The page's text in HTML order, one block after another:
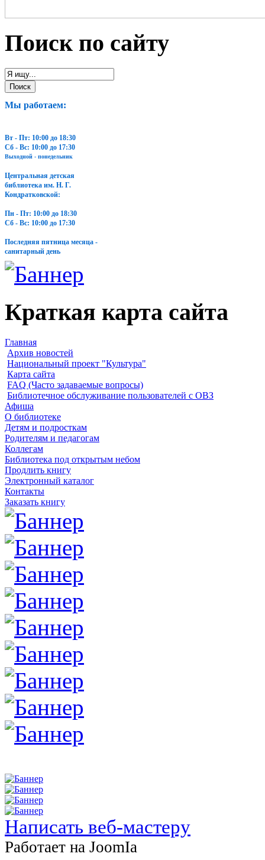
Поиск по сайту
Мы работаем:
Вт - Пт: 10:00 до 18:30
Сб - Вс: 10:00 до 17:30
Выходной - понедельник
Центральная детская
библиотека им. Н. Г.
Кондратковской:
Пн - Пт: 10:00 до 18:30
Сб - Вс: 10:00 до 17:30
Последняя пятница месяца -
санитарный день
Краткая карта сайта
Главная
Архив новостей
Национальный проект "Культура"
Карта сайта
FAQ (Часто задаваемые вопросы)
Библиотечное обслуживание пользователей с ОВЗ
Афиша
О библиотеке
Детям и подросткам
Родителям и педагогам
Коллегам
Библиотека под открытым небом
Продлить книгу
Электронный каталог
Контакты
Заказать книгу
Написать веб-мастеру
Работает на JоomIа